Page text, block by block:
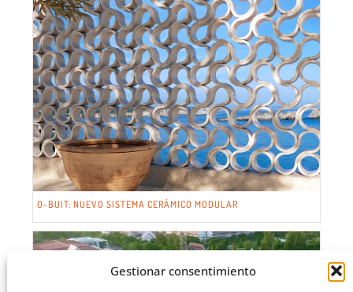
Gestionar consentimiento
O-BUIT: NUEVO SISTEMA CERÁMICO MODULAR